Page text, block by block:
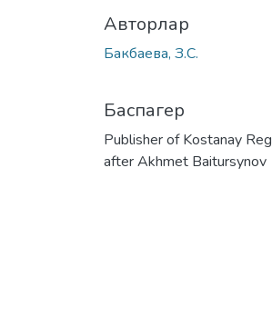
Авторлар
Бакбаева, З.С.
Баспагер
Publisher of Kostanay
after Akhmet Baitursynov